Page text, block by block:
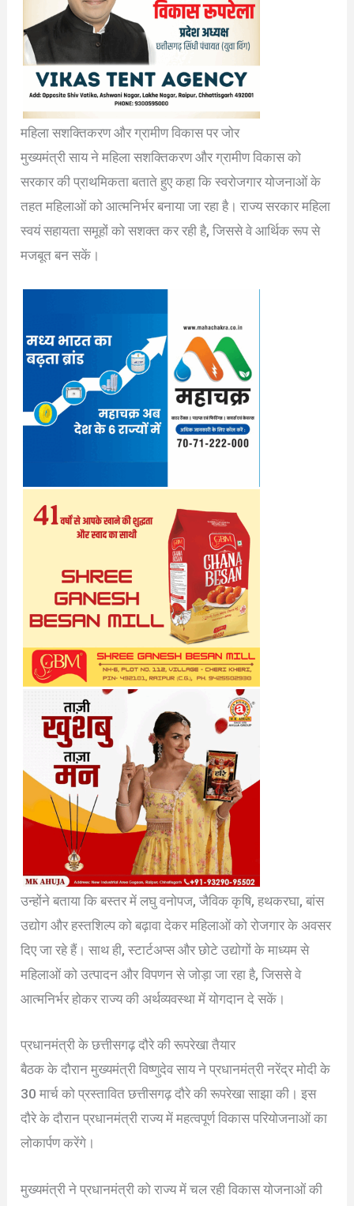
महिला सशक्तिकरण और ग्रामीण विकास पर जोर
मुख्यमंत्री साय ने महिला सशक्तिकरण और ग्रामीण विकास को
सरकार की प्राथमिकता बताते हुए कहा कि स्वरोजगार योजनाओं के
तहत महिलाओं को आत्मनिर्भर बनाया जा रहा है। राज्य सरकार महिला
स्वयं सहायता समूहों को सशक्त कर रही है, जिससे वे आर्थिक रूप से
मजबूत बन सकें।
उन्होंने बताया कि बस्तर में लघु वनोपज, जैविक कृषि, हथकरघा, बांस
उद्योग और हस्तशिल्प को बढ़ावा देकर महिलाओं को रोजगार के अवसर
दिए जा रहे हैं। साथ ही, स्टार्टअप्स और छोटे उद्योगों के माध्यम से
महिलाओं को उत्पादन और विपणन से जोड़ा जा रहा है, जिससे वे
आत्मनिर्भर होकर राज्य की अर्थव्यवस्था में योगदान दे सकें।
प्रधानमंत्री के छत्तीसगढ़ दौरे की रूपरेखा तैयार
बैठक के दौरान मुख्यमंत्री विष्णुदेव साय ने प्रधानमंत्री नरेंद्र मोदी के
30 मार्च को प्रस्तावित छत्तीसगढ़ दौरे की रूपरेखा साझा की। इस
दौरे के दौरान प्रधानमंत्री राज्य में महत्वपूर्ण विकास परियोजनाओं का
लोकार्पण करेंगे।
मुख्यमंत्री ने प्रधानमंत्री को राज्य में चल रही विकास योजनाओं की